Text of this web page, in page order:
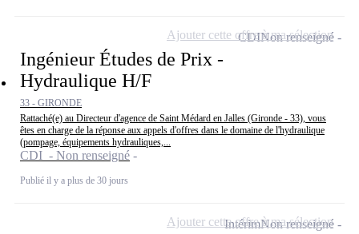
Ingénieur Études de Prix -
Hydraulique H/F
33 - GIRONDE
Rattaché(e) au Directeur d'agence de Saint Médard en Jalles (Gironde - 33), vous
êtes en charge de la réponse aux appels d'offres dans le domaine de l'hydraulique
(pompage, équipements hydrauliques,...
CDI - Non renseigné
Publié il y a plus de 30 jours
CDINon renseigné
Ajouter cette offre à ma sélection
IntérimNon renseigné
Ajouter cette offre à ma sélection